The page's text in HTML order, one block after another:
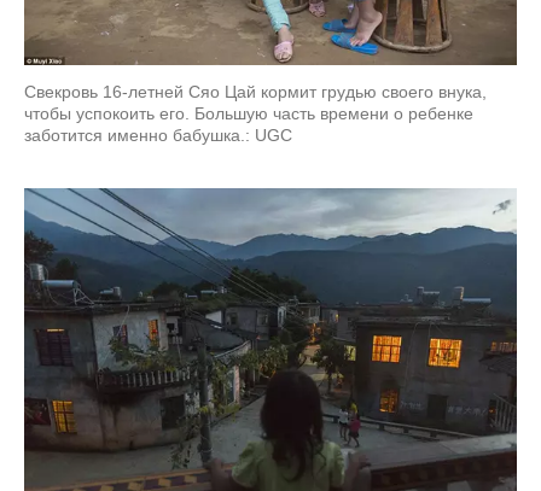
Свекровь 16-летней Сяо Цай кормит грудью своего внука,
чтобы успокоить его. Большую часть времени о ребенке
заботится именно бабушка.: UGC